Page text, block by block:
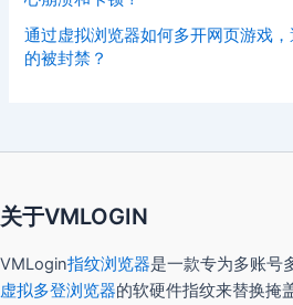
通过虚拟浏览器如何多开网页游戏
的被封禁？
关于VMLOGIN
VMLogin指纹浏览器是一款专为多账号
虚拟多登浏览器的软硬件指纹来替换掩